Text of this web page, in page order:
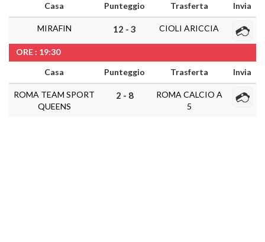
Casa
Punteggio Trasferta Invia
MIRAFIN 12 - 3 CIOLI ARICCIA
ORE : 19:30
Casa
Punteggio Trasferta Invia
ROMA TEAM SPORT
QUEENS
2 - 8
ROMA CALCIO A
5